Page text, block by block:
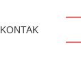
KONTAK